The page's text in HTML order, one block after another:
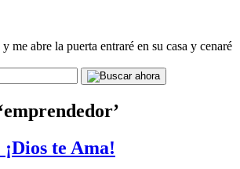
me abre la puerta entraré en su casa y cenaré
te Ama!